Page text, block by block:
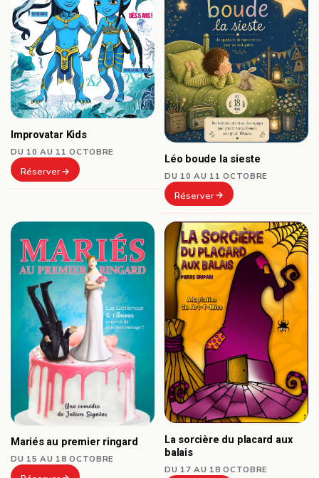
Improvatar Kids
DU 10 AU 11 OCTOBRE
Réserver
Léo boude la sieste
DU 10 AU 11 OCTOBRE
Réserver
Mariés au premier ringard
DU 15 AU 18 OCTOBRE
La sorcière du placard aux
balais
DU 17 AU 18 OCTOBRE